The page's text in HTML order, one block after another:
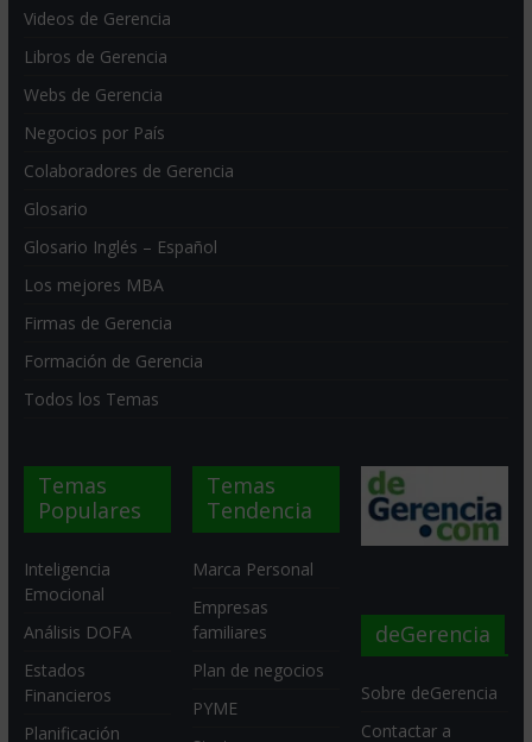
Videos de Gerencia
Libros de Gerencia
Webs de Gerencia
Negocios por País
Colaboradores de Gerencia
Glosario
Glosario Inglés – Español
Los mejores MBA
Firmas de Gerencia
Formación de Gerencia
Todos los Temas
Temas
Populares
Inteligencia
Emocional
Análisis DOFA
Estados
Financieros
Planificación
Temas
Tendencia
Marca Personal
Empresas
familiares
Plan de negocios
PYME
deGerencia
Sobre deGerencia
Contactar a